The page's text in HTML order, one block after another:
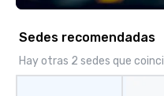
Sedes recomendadas
Hay otras 2 sedes que